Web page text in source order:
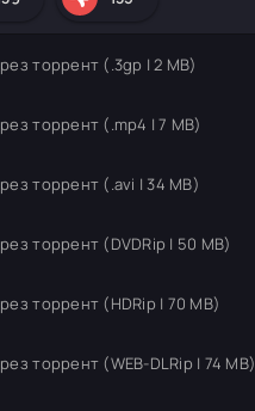
торрент (.3gp | 2 MB)
торрент (.mp4 | 7 MB)
торрент (.avi | 34 MB)
торрент (DVDRip | 50 MB)
торрент (HDRip | 70 MB)
торрент (WEB-DLRip | 74 MB)